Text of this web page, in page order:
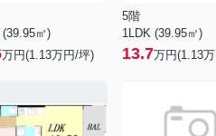
(39.95㎡)
万円(1.13万円/坪)
5階
1LDK (39.95㎡)
13.7万円(1.13